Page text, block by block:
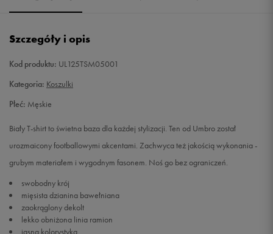
Szczegóły i opis
Kod produktu: UL125TSM05001
Kategoria: Koszulki
Płeć: Męskie
Biały T-shirt to świetna baza dla każdej stylizacji. Ten od Umbro został
urozmaicony footballowymi akcentami. Zachwyca też jakością wykonania -
grubym materiałem i wygodnym fasonem. Noś go bez ograniczeń.
swobodny krój
mięsista dzianina bawełniana
zaokrąglony dekolt
lekko obniżona linia ramion
jasna kolorystyka